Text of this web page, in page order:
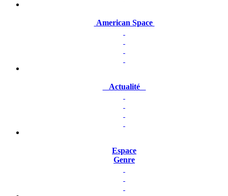
American Space
Actualité
Espace
Genre